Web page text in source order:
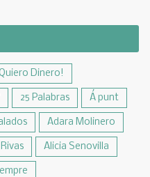
Dinero!
25 Palabras Á punt
Adara Molinero
Alicia Senovilla